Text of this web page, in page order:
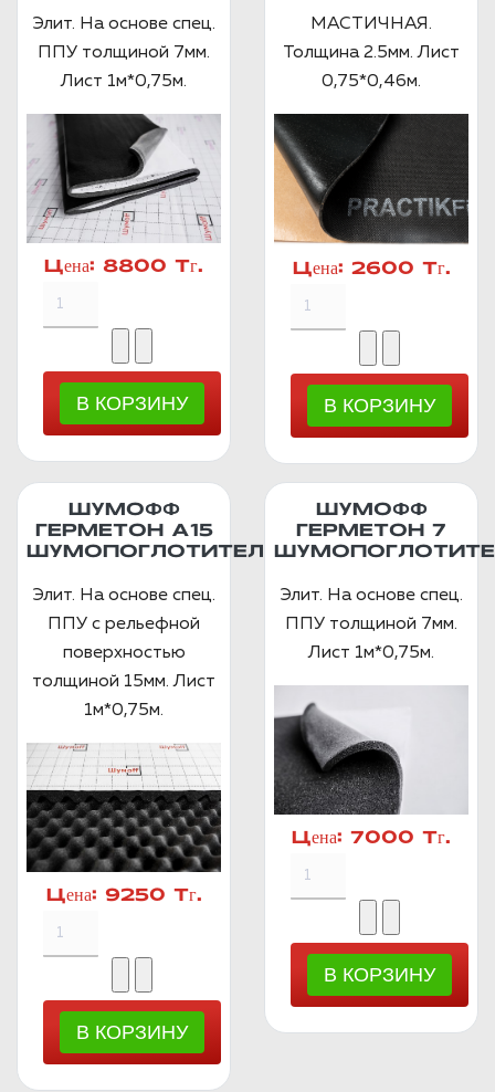
Элит. На основе спец.
ППУ толщиной 7мм.
Лист 1м*0,75м.
Цена: 8800 Тг.
МАСТИЧНАЯ.
Толщина 2.5мм. Лист
0,75*0,46м.
Цена: 2600 Тг.
ШУМОФФ
ГЕРМЕТОН А15
ШУМОПОГЛОТИТЕЛЬ
Элит. На основе спец.
ППУ с рельефной
поверхностью
толщиной 15мм. Лист
1м*0,75м.
Цена: 9250 Тг.
ШУМОФФ
ГЕРМЕТОН 7
Элит. На основе спец.
ППУ толщиной 7мм.
Лист 1м*0,75м.
Цена: 7000 Тг.